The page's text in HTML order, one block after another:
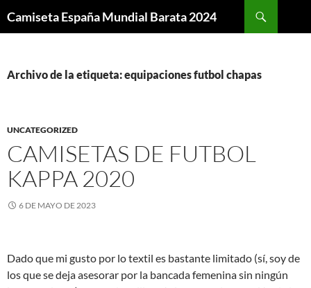
Camiseta España Mundial Barata 2024
Archivo de la etiqueta: equipaciones futbol chapas
UNCATEGORIZED
CAMISETAS DE FUTBOL
KAPPA 2020
6 DE MAYO DE 2023
Dado que mi gusto por lo textil es bastante limitado (sí, soy de
los que se deja asesorar por la bancada femenina sin ningún